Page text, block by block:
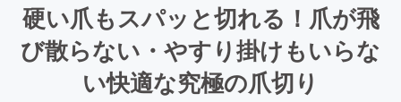
硬い爪もスパッと切れる！爪が飛
び散らない・やすり掛けもいらな
い快適な究極の爪切り